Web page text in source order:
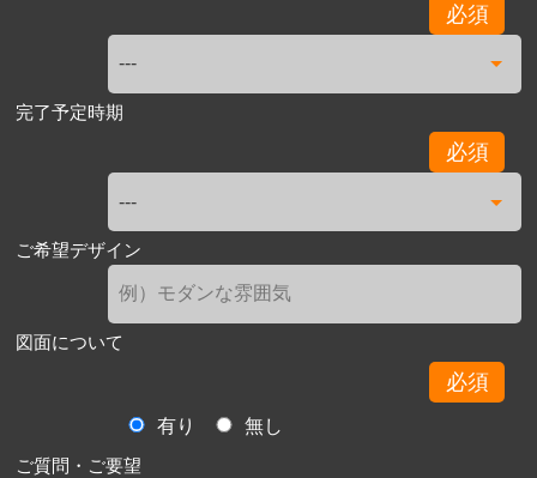
必須
完了予定時期
必須
ご希望デザイン
図面について
必須
有り
無し
ご質問・ご要望